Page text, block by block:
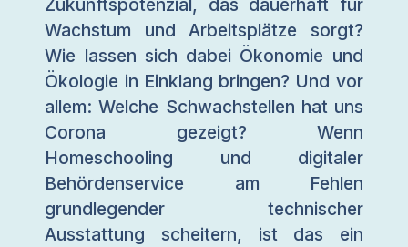
Wachstum und Arbeitsplätze sorgt?
Wie lassen sich dabei Ökonomie und
Ökologie in Einklang bringen? Und vor
allem: Welche Schwachstellen hat uns
Corona gezeigt? Wenn
Homeschooling und digitaler
Behördenservice am Fehlen
grundlegender technischer
Ausstattung scheitern, ist das ein